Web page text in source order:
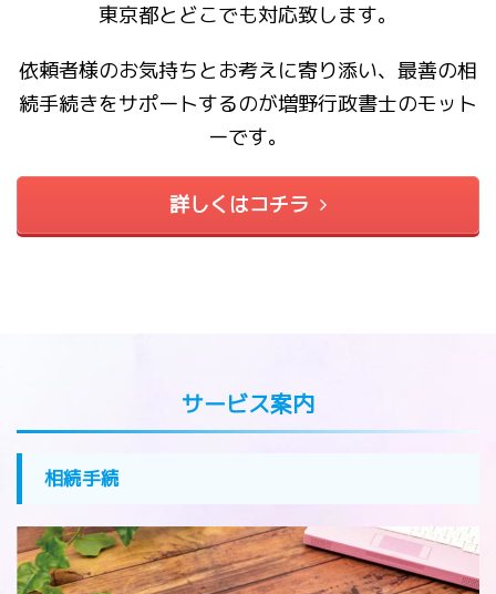
東京都とどこでも対応致します。
依頼者様のお気持ちとお考えに寄り添い、最善の相
続手続きをサポートするのが増野行政書士のモット
ーです。
詳しくはコチラ
サービス案内
相続手続